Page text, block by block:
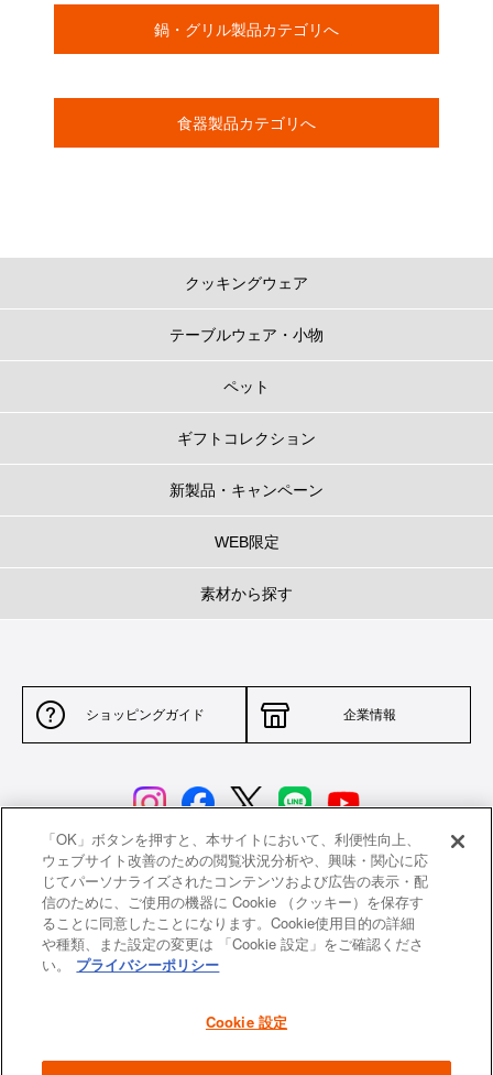
鍋・グリル製品カテゴリへ
食器製品カテゴリへ
クッキングウェア
テーブルウェア・小物
ペット
ギフトコレクション
新製品・キャンペーン
WEB限定
素材から探す
ショッピングガイド 企業情報
サイトポリシー 特定商取引法に基づく表示
並行輸入品について 個人情報保護方針
返品について
よくあるご質問 お問い合わせ
「OK」ボタンを押すと、本サイトにおいて、利便性向上、
ウェブサイト改善のための閲覧状況分析や、興味・関心に応
じてパーソナライズされたコンテンツおよび広告の表示・配
信のために、ご使用の機器に Cookie （クッキー）を保存す
ることに同意したことになります。Cookie使用目的の詳細
や種類、また設定の変更は 「Cookie 設定」をご確認くださ
い。
プライバシーポリシー
Cookie 設定